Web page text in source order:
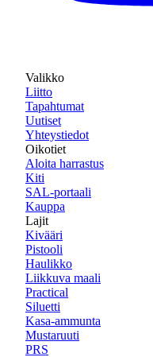
Valikko
Liitto
Tapahtumat
Uutiset
Yhteystiedot
Oikotiet
Aloita harrastus
Kiti
SAL-portaali
Kauppa
Lajit
Kivääri
Pistooli
Haulikko
Liikkuva maali
Practical
Siluetti
Kasa-ammunta
Mustaruuti
PRS